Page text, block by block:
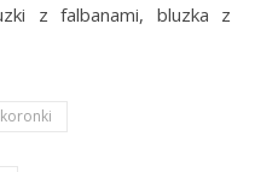
z falbanami, bluzka z